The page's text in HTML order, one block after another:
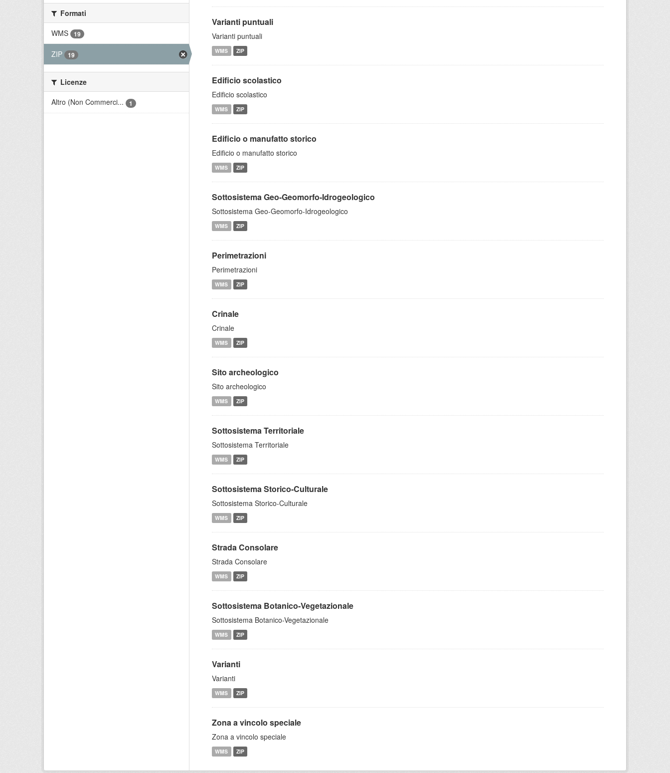
Formati
WMS
19
ZIP 19
Licenze
Altro (Non Commerci...
1
Varianti puntuali
Varianti puntuali
WMS ZIP
Edificio scolastico
Edificio scolastico
WMS ZIP
Edificio o manufatto storico
Edificio o manufatto storico
WMS ZIP
Sottosistema Geo-Geomorfo-Idrogeologico
Sottosistema Geo-Geomorfo-Idrogeologico
WMS ZIP
Perimetrazioni
Perimetrazioni
WMS ZIP
Crinale
Crinale
WMS ZIP
Sito archeologico
Sito archeologico
WMS ZIP
Sottosistema Territoriale
Sottosistema Territoriale
WMS ZIP
Sottosistema Storico-Culturale
Sottosistema Storico-Culturale
WMS ZIP
Strada Consolare
Strada Consolare
WMS ZIP
Sottosistema Botanico-Vegetazionale
Sottosistema Botanico-Vegetazionale
WMS ZIP
Varianti
Varianti
WMS ZIP
Zona a vincolo speciale
Zona a vincolo speciale
WMS ZIP